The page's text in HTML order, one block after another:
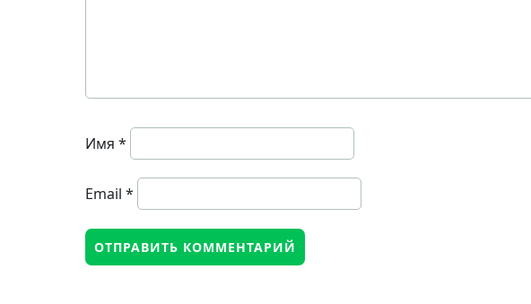
Имя *
Email *